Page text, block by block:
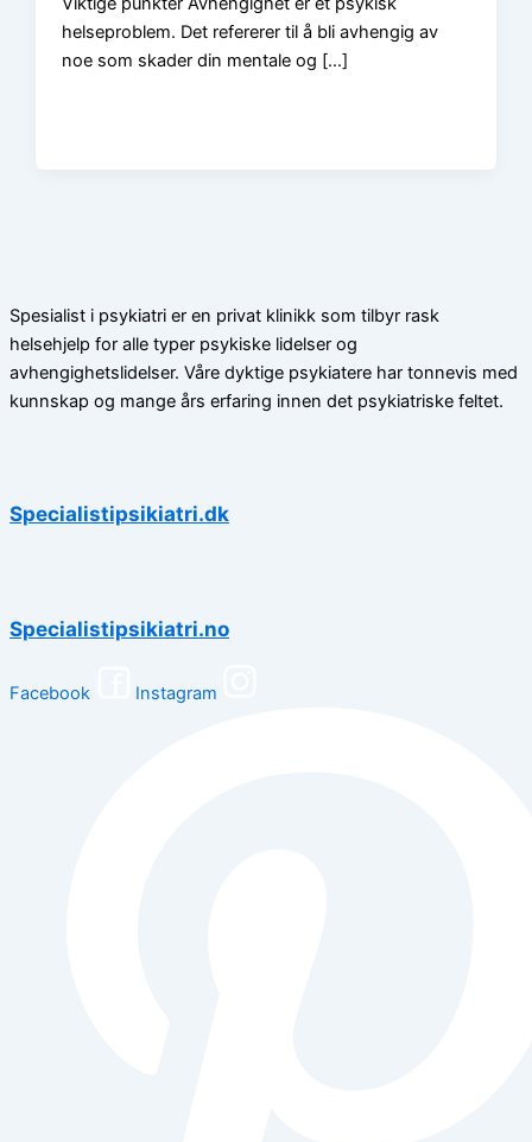
helseproblem. Det refererer til å bli avhengig av
noe som skader din mentale og […]
Spesialist i psykiatri er en privat klinikk som tilbyr rask
helsehjelp for alle typer psykiske lidelser og
avhengighetslidelser. Våre dyktige psykiatere har tonnevis med
kunnskap og mange års erfaring innen det psykiatriske feltet.
Specialistipsikiatri.dk
Specialistipsikiatri.no
Facebook Instagram